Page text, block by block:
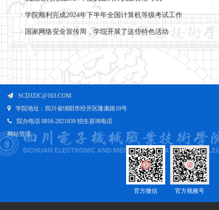
学院顺利完成2024年下半年全国计算机等级考试工作
国家网络安全宣传周，学院开展了这些特色活动
SCDJZJC@163.COM
学院地址：四川省绵阳市经开区隆康路10号
院办电话 0816-2821839 招生咨询电话
网站管理
官方视频号
官方微信